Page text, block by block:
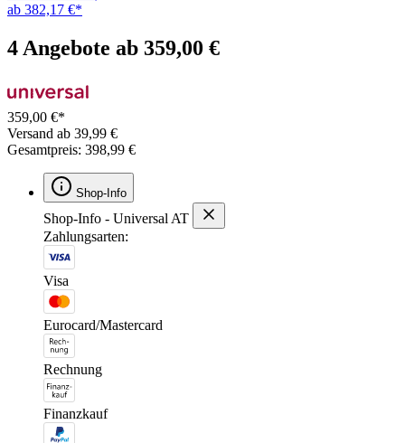
ab 382,17 €*
4 Angebote ab 359,00 €
359,00 €*
Versand ab 39,99 €
Gesamtpreis: 398,99 €
Shop-Info
Shop-Info - Universal AT
Zahlungsarten:
Visa
Eurocard/Mastercard
Rechnung
Finanzkauf